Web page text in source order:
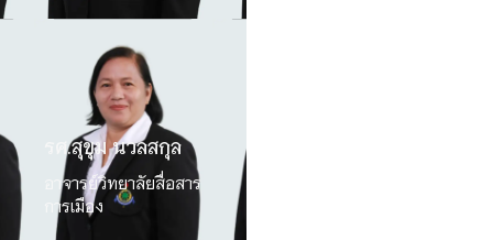
รศ.สุขุม นวลสกุล
อาจารย์วิทยาลัยสื่อสาร
การเมือง